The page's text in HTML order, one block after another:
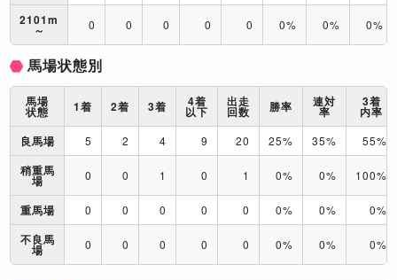
2101m
～ 0 0 0 0 0 0% 0% 0%
馬場状態別
馬場
状態 1着 2着 3着 4着
以下
出走
回数 勝率 連対
率
3着
内率
良馬場
5 2 4 9 20 25% 35% 55%
稍重馬
場 0 0 1 0 1 0% 0% 100%
重馬場 0 0 0 0 0 0% 0% 0%
不良馬
場 0 0 0 0 0 0% 0% 0%